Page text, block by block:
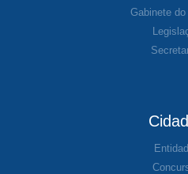
Gabinete